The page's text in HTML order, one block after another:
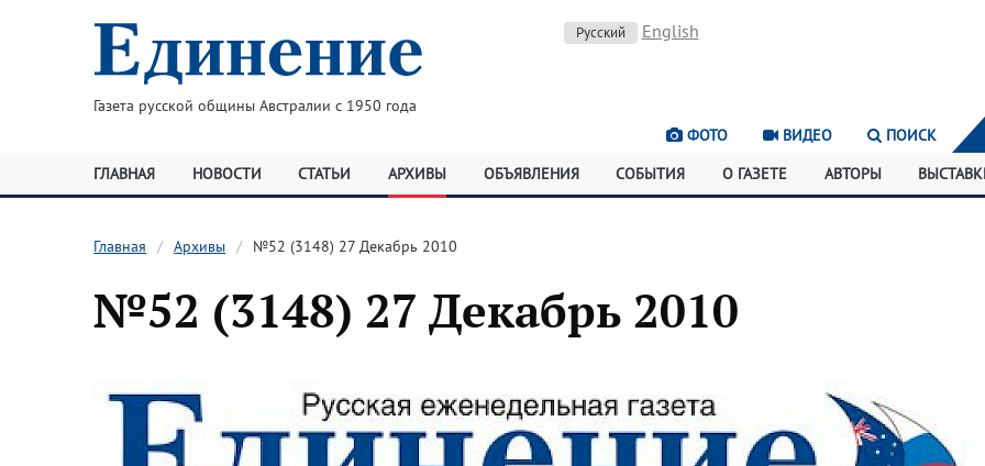
Газета русской общины Австралии с 1950 года
Русский English
ФОТО ВИДЕО
ПОИСК
ГЛАВНАЯ
НОВОСТИ СТАТЬИ АРХИВЫ ОБЪЯВЛЕНИЯ СОБЫТИЯ О ГАЗЕТЕ АВТОРЫ
Главная Архивы №52 (3148) 27 Декабрь 2010
№52 (3148) 27 Декабрь 2010